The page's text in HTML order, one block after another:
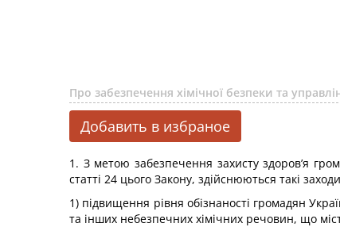
Про забезпечення хімічної безпеки та
Добавить в избраное
1. З метою забезпечення захисту здоров’я
статті 24 цього Закону, здійснюються такі
1) підвищення рівня обізнаності громадян
та інших небезпечних хімічних речовин, що